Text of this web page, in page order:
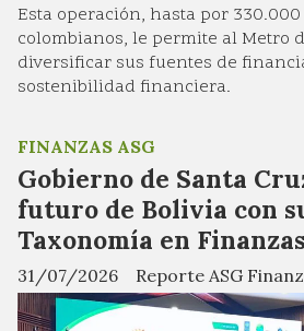
Esta operación, hasta por
colombianos, le permite al Metro
diversificar sus fuentes de
sostenibilidad financiera.
Gobierno de Santa
futuro de Bolivia con
Taxonomía en
Reporte ASG
FINANZAS ASG
31/07/2026